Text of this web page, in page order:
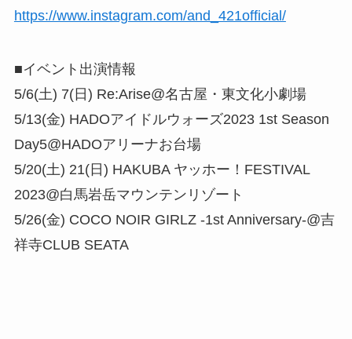
https://www.instagram.com/and_421official/
■イベント出演情報
5/6(土) 7(日) Re:Arise@名古屋・東文化小劇場
5/13(金) HADOアイドルウォーズ2023 1st Season
Day5@HADOアリーナお台場
5/20(土) 21(日) HAKUBA ヤッホー！FESTIVAL
2023@白馬岩岳マウンテンリゾート
5/26(金) COCO NOIR GIRLZ -1st Anniversary-@吉
祥寺CLUB SEATA